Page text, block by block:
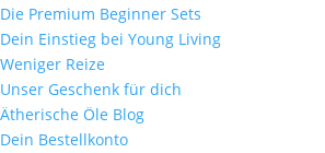
Die Premium Beginner Sets
Dein Einstieg bei Young Living
Weniger Reize
Unser Geschenk für dich
Ätherische Öle Blog
Dein Bestellkonto